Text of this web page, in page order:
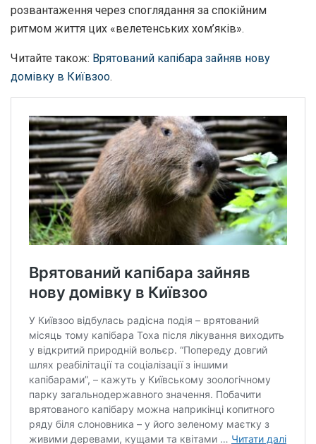
розвантаження через споглядання за спокійним
ритмом життя цих «велетенських хом’яків».
Читайте також: Врятований капібара зайняв нову
домівку в Київзоо.